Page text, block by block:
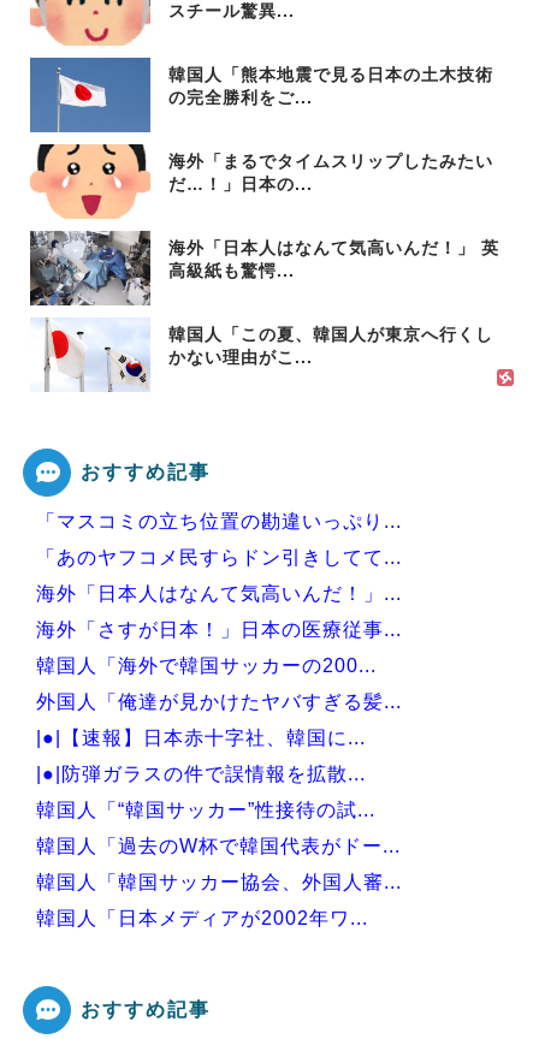
スチール驚異...
韓国人「熊本地震で見る日本の土木技術
の完全勝利をご...
海外「まるでタイムスリップしたみたい
だ…！」日本の...
海外「日本人はなんて気高いんだ！」 英
高級紙も驚愕...
韓国人「この夏、韓国人が東京へ行くし
かない理由がこ...
おすすめ記事
「マスコミの立ち位置の勘違いっぷり...
「あのヤフコメ民すらドン引きしてて...
海外「日本人はなんて気高いんだ！」...
海外「さすが日本！」日本の医療従事...
韓国人「海外で韓国サッカーの200...
外国人「俺達が見かけたヤバすぎる髪...
|●|【速報】日本赤十字社、韓国に...
|●|防弾ガラスの件で誤情報を拡散...
韓国人「“韓国サッカー”性接待の試...
韓国人「過去のW杯で韓国代表がドー...
韓国人「韓国サッカー協会、外国人審...
韓国人「日本メディアが2002年ワ...
おすすめ記事